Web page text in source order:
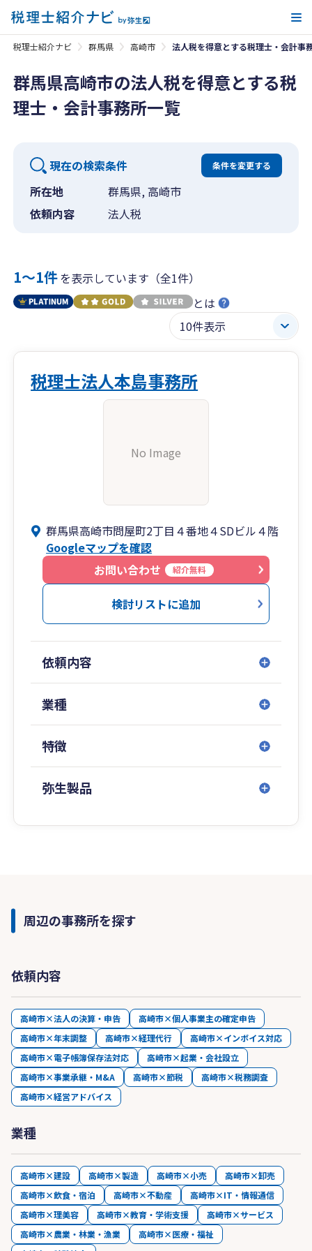
税理士紹介ナビ 群馬県 高崎市 法人税を得意とする税理士・会計事
群馬県高崎市の法人税を得意とする税
理士・会計事務所一覧
現在の検索条件 条件を変更する
所在地
群馬県, 高崎市
依頼内容
法人税
1〜1件を表示しています（全1件）
とは
税理士法人本島事務所
No Image
群馬県高崎市問屋町2丁目４番地４SDビル４階
Googleマップを確認
お問い合わせ
紹介無料
検討リストに追加
依頼内容
業種
特徴
弥生製品
周辺の事務所を探す
依頼内容
高崎市×法人の決算・申告
高崎市×個人事業主の確定申告
高崎市×年末調整
高崎市×経理代行
高崎市×インボイス対応
高崎市×電子帳簿保存法対応
高崎市×起業・会社設立
高崎市×事業承継・M&A
高崎市×節税
高崎市×税務調査
高崎市×経営アドバイス
業種
高崎市×建設 高崎市×製造 高崎市×小売
高崎市×卸売
高崎市×飲食・宿泊
高崎市×不動産
高崎市×IT・情報通信
高崎市×理美容
高崎市×教育・学術支援
高崎市×サービス
高崎市×農業・林業・漁業
高崎市×医療・福祉